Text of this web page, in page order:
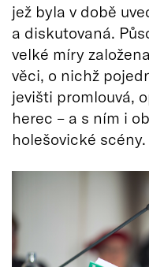
jež byla v době
a diskutovaná.
velké míry
věci, o nichž
jevišti promlouvá,
herec – a s ním i
holešovické scény.